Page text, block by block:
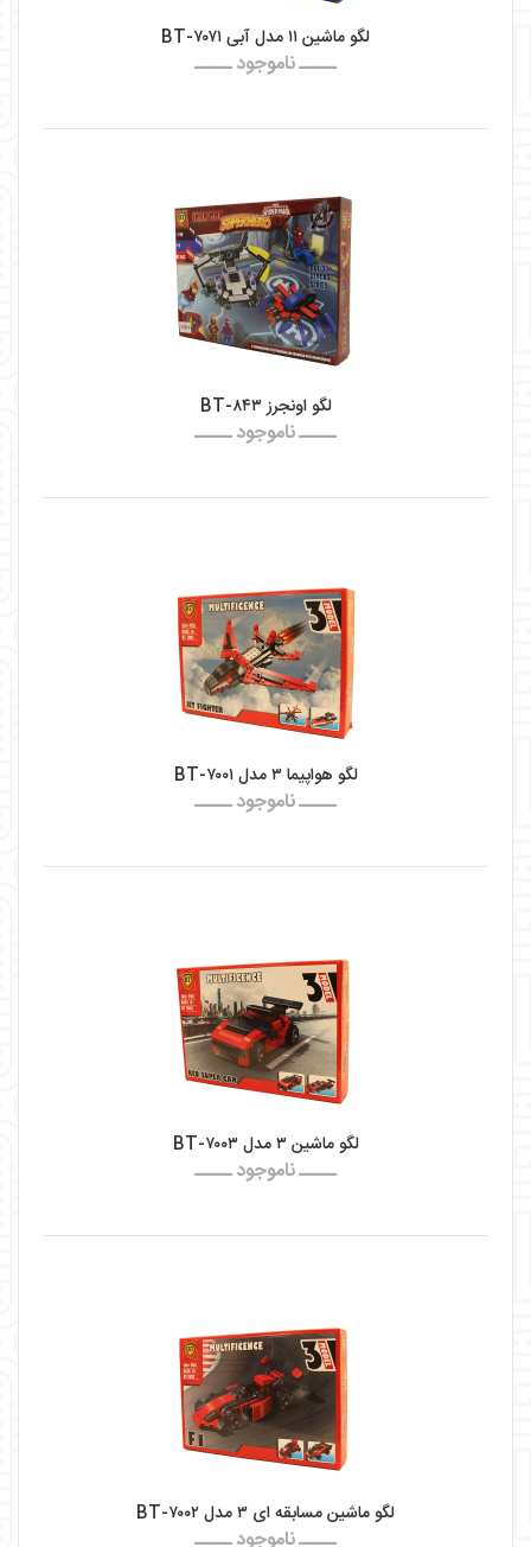
لگو ماشین ۱۱ مدل آبی BT-۷۰۷۱
ـــــ ناموجود ـــــ
لگو اونجرز BT-۸۴۳
ـــــ ناموجود ـــــ
لگو هواپیما ۳ مدل BT-۷۰۰۱
ـــــ ناموجود ـــــ
لگو ماشین ۳ مدل BT-۷۰۰۳
ـــــ ناموجود ـــــ
لگو ماشین مسابقه ای ۳ مدل BT-۷۰۰۲